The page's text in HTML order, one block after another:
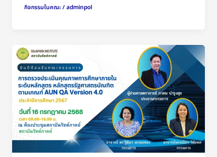
กิจกรรมในคณะ/adminpol